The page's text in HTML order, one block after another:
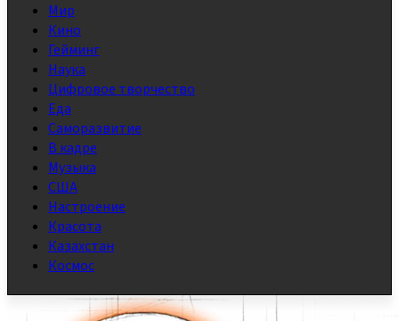
Мир
Кино
Гейминг
Наука
Цифровое творчество
Еда
Саморазвитие
В кадре
Музыка
США
Настроение
Красота
Казахстан
Космос